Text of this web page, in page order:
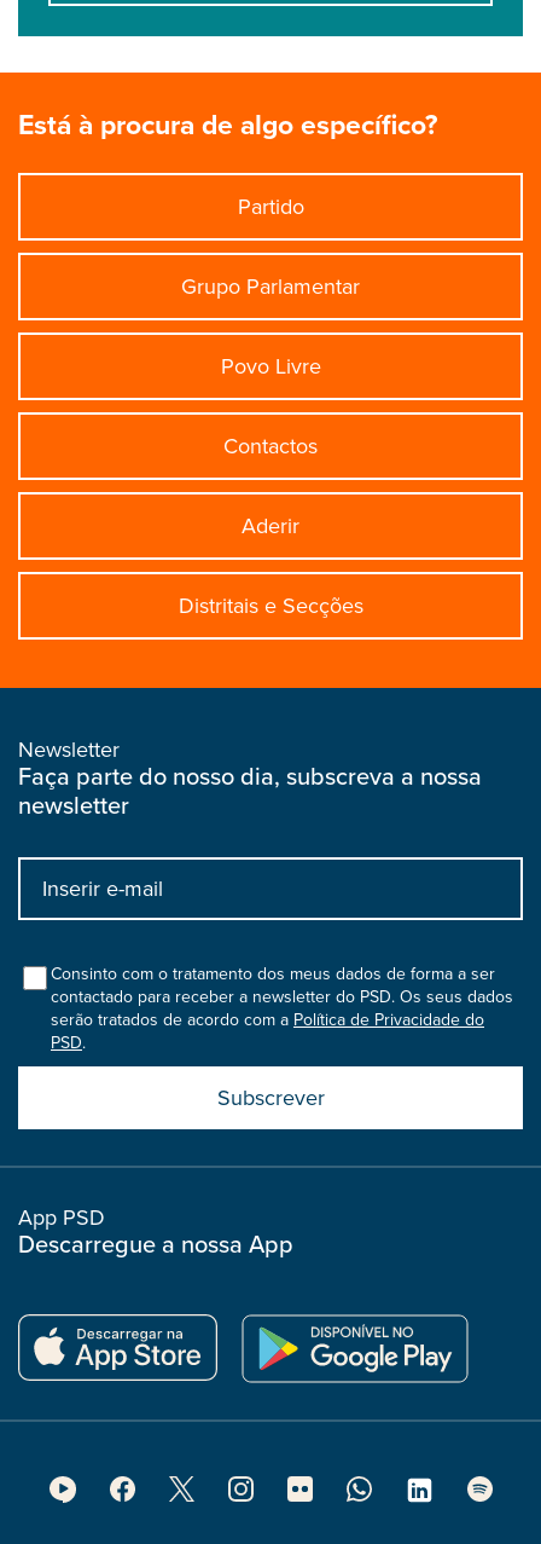
Está à procura de algo específico?
Partido
Grupo Parlamentar
Povo Livre
Contactos
Aderir
Distritais e Secções
Newsletter
Faça parte do nosso dia, subscreva a nossa
newsletter
Input
bootstrap
colConsinto com o tratamento dos meus dados de forma a ser
contactado para receber a newsletter do PSD. Os seus dados
serão tratados de acordo com a Política de Privacidade do
PSD.
boostrap
col
App PSD
Descarregue a nossa App
Footer